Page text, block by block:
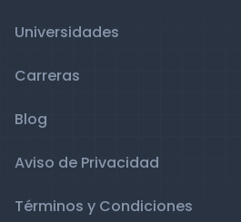
Universidades
Carreras
Blog
Aviso de Privacidad
Términos y Condiciones